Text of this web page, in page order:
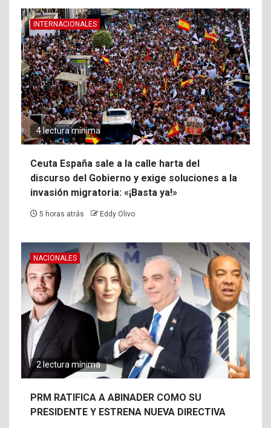
INTERNACIONALES
4 lectura mínima
Ceuta España sale a la calle harta del
discurso del Gobierno y exige soluciones a la
invasión migratoria: «¡Basta ya!»
5 horas atrás Eddy Olivo
NACIONALES
2 lectura mínima
PRM RATIFICA A ABINADER COMO SU
PRESIDENTE Y ESTRENA NUEVA DIRECTIVA